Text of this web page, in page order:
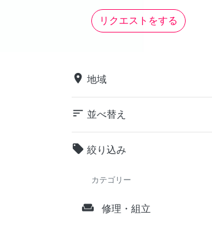
リクエストをする
place 地域
sort 並べ替え
local_offer 絞り込み
カテゴリー
weekend 修理・組立